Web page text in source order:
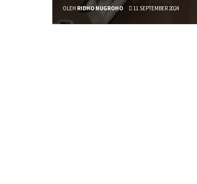
OLEH RIDHO NUGROHO 11 SEPTEMBER 2024